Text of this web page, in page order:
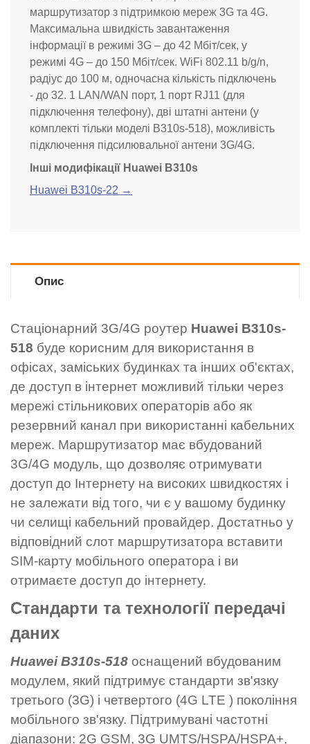
маршрутизатор з підтримкою мереж 3G та 4G.
Максимальна швидкість завантаження
інформації в режимі 3G – до 42 Мбіт/сек, у
режимі 4G – до 150 Мбіт/сек. WiFi 802.11 b/g/n,
радіус до 100 м, одночасна кількість підключень
- до 32. 1 LAN/WAN порт, 1 порт RJ11 (для
підключення телефону), дві штатні антени (у
комплекті тільки моделі B310s-518), можливість
підключення підсилювальної антени 3G/4G.
Інші модифікації Huawei B310s
Huawei B310s-22 →
Опис
Стаціонарний 3G/4G роутер Huawei B310s-
518 буде корисним для використання в
офісах, заміських будинках та інших об'єктах,
де доступ в інтернет можливий тільки через
мережі стільникових операторів або як
резервний канал при використанні кабельних
мереж. Маршрутизатор має вбудований
3G/4G модуль, що дозволяє отримувати
доступ до Інтернету на високих швидкостях і
не залежати від того, чи є у вашому будинку
чи селищі кабельний провайдер. Достатньо у
відповідний слот маршрутизатора вставити
SIM-карту мобільного оператора і ви
отримаєте доступ до інтернету.
Стандарти та технології передачі
даних
Huawei B310s-518 оснащений вбудованим
модулем, який підтримує стандарти зв'язку
третього (3G) і четвертого (4G LTE ) покоління
мобільного зв'язку. Підтримувані частотні
діапазони: 2G GSM, 3G UMTS/HSPA/HSPA+,